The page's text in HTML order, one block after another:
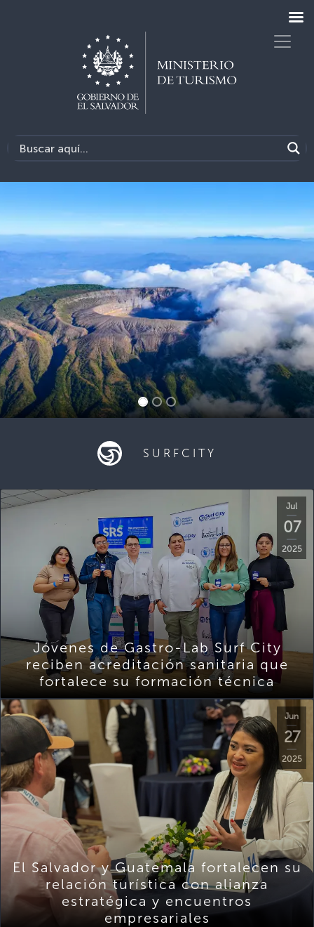
SURFCITY
Jul
07
2025
Jóvenes de Gastro-Lab Surf City
reciben acreditación sanitaria que
fortalece su formación técnica
Jun
27
2025
El Salvador y Guatemala fortalecen su
relación turística con alianza
estratégica y encuentros
empresariales